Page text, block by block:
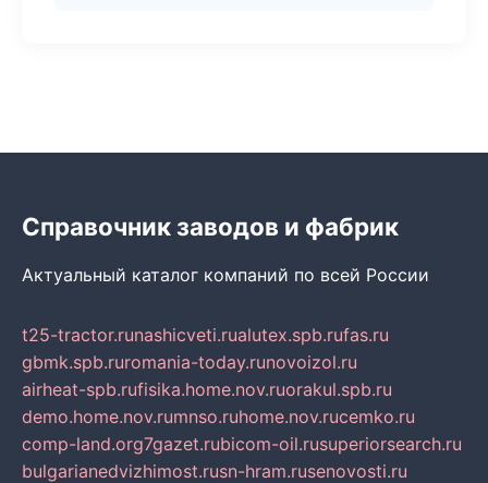
Справочник заводов и фабрик
Актуальный каталог компаний по всей России
t25-tractor.runashicveti.rualutex.spb.rufas.ru
gbmk.spb.ruromania-today.runovoizol.ru
airheat-spb.rufisika.home.nov.ruorakul.spb.ru
demo.home.nov.rumnso.ruhome.nov.rucemko.ru
comp-land.org7gazet.rubicom-oil.rusuperiorsearch.ru
bulgarianedvizhimost.rusn-hram.rusenovosti.ru